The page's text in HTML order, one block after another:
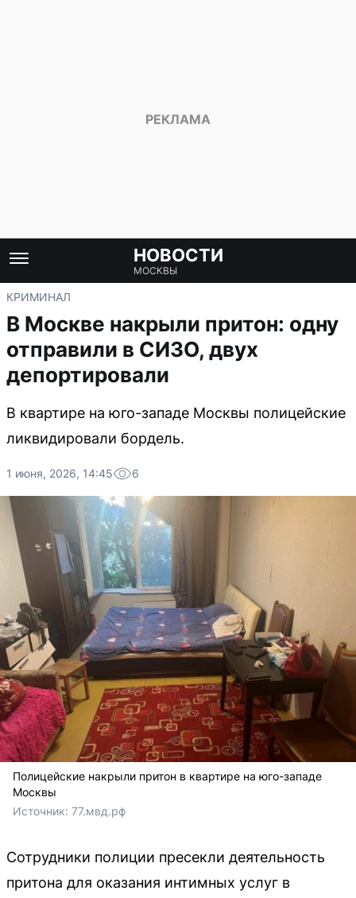
НОВОСТИ
МОСКВЫ
КРИМИНАЛ
В Москве накрыли притон: одну
отправили в СИЗО, двух
депортировали
В квартире на юго-западе Москвы полицейские
ликвидировали бордель.
1 июня, 2026, 14:45 6
Полицейские накрыли притон в квартире на юго-западе
Москвы
Источник: 77.мвд.рф
Сотрудники полиции пресекли деятельность
притона для оказания интимных услуг в